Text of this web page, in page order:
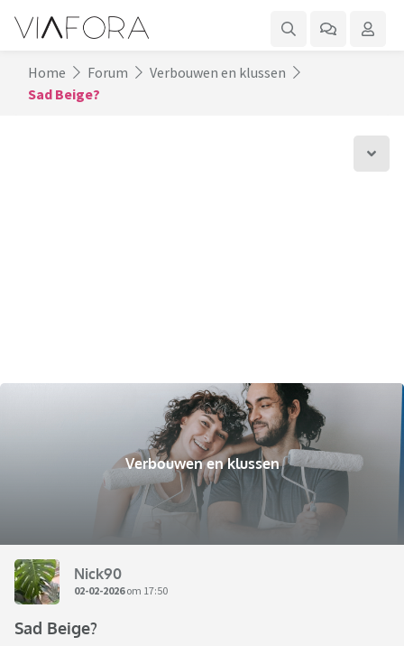
Home Forum
Verbouwen en klussen
Sad Beige?
Verbouwen en klussen
Nick90
02-02-2026om 17:50
Sad Beige?